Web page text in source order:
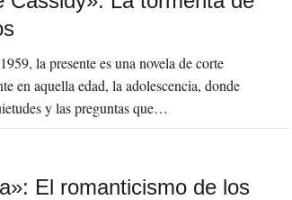
la presente es una novela de corte
en aquella edad, la adolescencia, donde
y las preguntas que…
El romanticismo de los